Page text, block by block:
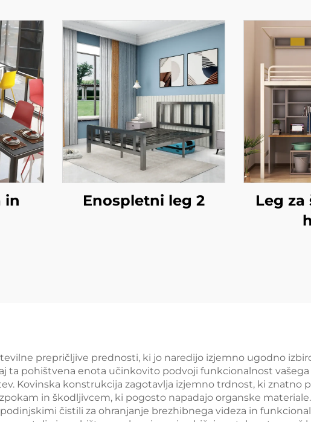
in
Enospletni leg 2
Leg
prepričljive prednosti, ki jo naredijo izjemno ugodno
ta pohištvena enota učinkovito podvoji funkcionalnost
Kovinska konstrukcija zagotavlja izjemno trdnost, ki znatno
in škodljivcem, ki pogosto napadajo organske
čistili za ohranjanje brezhibnega videza in